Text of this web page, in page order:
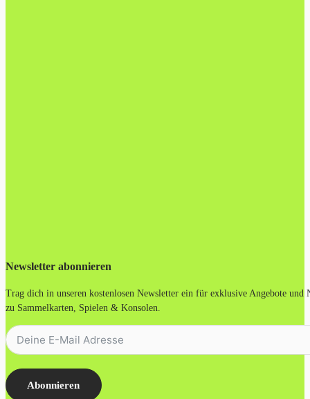
Newsletter abonnieren
Trag dich in unseren kostenlosen Newsletter ein für exklusive Angebote und
zu Sammelkarten, Spielen & Konsolen.
Abonnieren